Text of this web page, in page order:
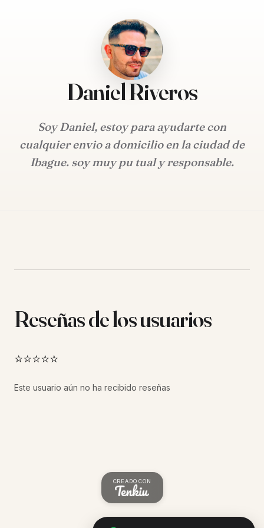
Daniel Riveros
Soy Daniel, estoy para ayudarte con
cualquier envio a domicilio en la ciudad de
Ibague. soy muy pu tual y responsable.
Reseñas de los usuarios
⭐⭐⭐⭐⭐
Este usuario aún no ha recibido reseñas
CREADO CON